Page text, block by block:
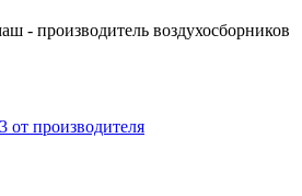
производитель воздухосборников
от производителя